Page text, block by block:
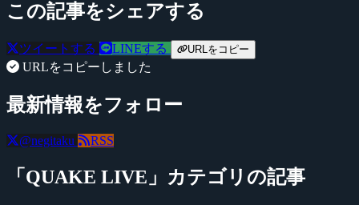
この記事をシェアする
ツイートする LINEする URLをコピー
URLをコピーしました
最新情報をフォロー
@negitaku RSS
「QUAKE LIVE」カテゴリの記事